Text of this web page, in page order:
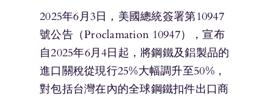
2025年6月3日，美國總統簽署第10947
號公告（Proclamation 10947），宣布
自2025年6月4日起，將鋼鐵及鋁製品的
進口關稅從現行25%大幅調升至50%，
對包括台灣在內的全球鋼鐵扣件出口商